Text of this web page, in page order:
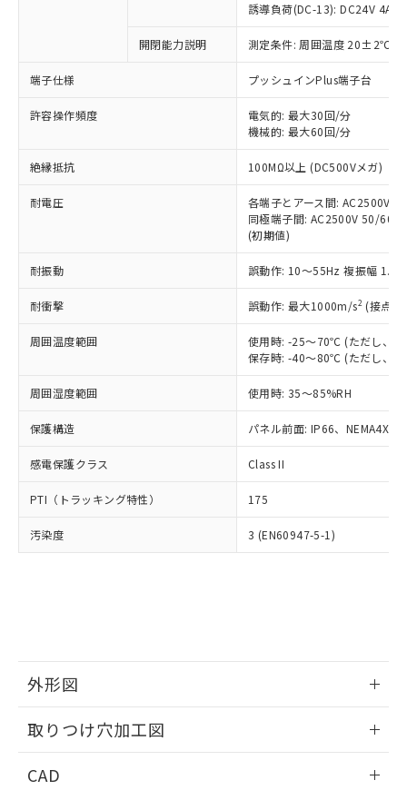
誘導負荷(DC-13): DC24V 4A/
開閉能力説明 測定条件: 周囲温度 20±2℃、
端子仕様 プッシュインPlus端子台
許容操作頻度
電気的: 最大30回/分
機械的: 最大60回/分
絶縁抵抗 100MΩ以上 (DC500Vメガ)
耐電圧
各端子とアース間: AC2500V
同極端子間: AC2500V 50/
(初期値)
耐振動 誤動作: 10～55Hz 複振幅
耐衝撃 誤動作: 最大1000m/s2 (接点
周囲温度範囲
使用時: -25～70℃ (ただし、氷
保存時: -40～80℃ (ただし、氷
周囲湿度範囲 使用時: 35～85%RH
保護構造 パネル前面: IP66、NEMA4X,
感電保護クラス Class II
PTI（トラッキング特性） 175
汚染度 3 (EN60947-5-1)
外形図
取りつけ穴加工図
CAD
以下の条件をお読みいただき、同意のうえ
本サービスは、当社制御機器事業取扱
商品の当社在庫状況および標準価格
(税抜)を提供させていただくもので
当社制御機器事業取扱商品の中には、
本サービスの対象外となる商品もある
ことをご了承ください。
在庫状況および標準価格照会結果は、
記載している更新日時点での社内デー
タに基づき作成されるものであり、閲
覧された時点での実際の在庫および標
準価格とは異なる場合があることをご
正式な納期状況および標準価格はお客
様のお取引先、またはお客様担当のオ
ムロン制御機器販売店・当社販売員に
オムロン制御機器販売店や当社販売拠
販売ネットワーク
」をご確認
ください。
在庫状況および標準価格結果を当社の
事前の承諾なく第三者に漏洩または開
示しないようお願いします。
マイパーツ機能（部品リスト作成サー
ビス）をご利用いただくには、I-Web
品・サービスに関するお客様との取
をご了承ください。
※当社の共同利用者とは、
対応予定なし：EU RoHS指令（10物質）の
非含有に非対応の商品で、対応品を出す予
調査・確認中：EU RoHS指令（10物質）の
非含有の対応状況を調査中または確認中の
商品です。
害物質有無と関係のない商品です。
仕入先様の事情により、非含有部品として
いたものが、含有品と判明した場合などや
むを得ず変更することがあります。
鉛(Pb) 1000ppm以下、 水銀(Hg) 1000ppm以下、 カド
六価クロム(Cr(Ⅵ)) 1000ppm以下、ポリ臭化ビフェニル
類(PBB) 1000ppm以下、ポリ臭化ジフェニルエーテル類
(PBDE) 1000ppm以下、フタル酸ビス(2-エチルヘキシ
ル) (DEHP)(別名：DOP) 1000ppm以下、フタル酸ブチ
ルベンジル（BBP） 1000ppm以下、フタル酸ジブチル
（DBP） 1000ppm以下、フタル酸ジイソブチル
但し、RoHS指令で産業用監視および制御機器に対する
フタル酸エステル類の４物質については閾値を超える意
図的な使用がないことを確認しています。
※2 対応予定月
部品在庫の切り替え状況などにより、予定
月が前後することがあります。
下記の非含有証明書をダウンロードするこ
とができます。
EU RoHS指令（10物質）の非含有証明書
51物質の非含有証明書（当社基準）
※本証明書は発行日時点で非含有を証明す
「○」：最大均質材料含有率が中国RoHSの
基準値以下であることを示します。
「×」：最大均質材料含有率が中国RoHSの
基準値を超えていることを示します。
「－」：未確認です。当社販売部門へお問
*中国RoHS10物質の基準値 (GB/T26572)：
Pb(鉛) :1000ppm、 Hg(水銀) : 1000ppm、 Cd(カドミウ
Cr(Ⅵ)(六価クロム) : 1000ppm、 PBBs(ポリ臭化ビフェ
ニル類) : 1000ppm、 PBDEs(ポリ臭化ジフェニルエーテ
ル類) : 1000ppm、
DBP(フタル酸ジブチル) : 1000ppm、 DIBP(フタル酸ジ
DEHP(フタル酸ビス(2-エチルヘキシル)) : 1000ppm
「ｅ」：有害物質（10物質）のすべてが基
準値以下であることを示します。
「10」：通常の使用状況下において有害物
質が外部に漏えいし、環境に深刻な影響を
当社は、これら貴社製品のうち、外国
為替および外国貿易法に定める商品
（以下｢規制貨物等」という）を輸出
または国外への提供する場合は、日本
国政府の輸出許可(または役務取引許
可)を取得するなどの必要な手続きを
当社は規制貨物を破棄する場合は、完
全に破砕するなど、違法に輸出されな
いよう必要な手段を講じます。
当社は貴社製品を、核兵器、ミサイ
ル、化学兵器、生物兵器またはその他
武器並びにこれらの製造装置等に一切
当社は、貴社製品を第三者に販売する
場合は、上記1、2および3の内容を当
該第三者に通知します。また当社は、
販売先および販売に係わる関係者が違
法に輸出するおそれがある場合は、取
一定数以上の在庫あり
一定数には満たないが在庫あり
在庫なし(最新の在庫状況につ
いては、お客様のお取引先、ま
たはお客様担当のオムロン制御
機器販売店・当社販売員にご確
認ください)
白
受注生産機種、また在庫状況の
情報を公開していない機種